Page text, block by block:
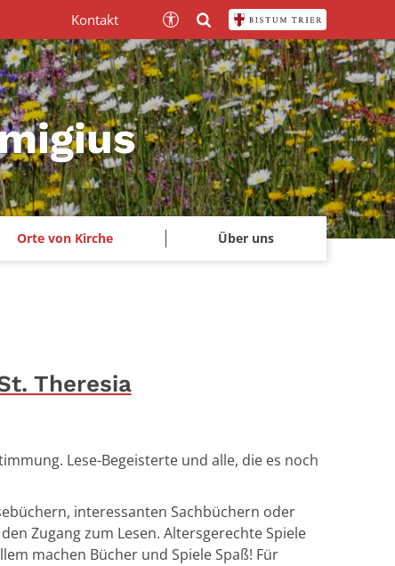
Orte von Kirche Über uns
Kontakt
Theresia
Lese-Begeisterte und alle, die es noch
interessanten Sachbüchern oder
Zugang zum Lesen. Altersgerechte Spiele
machen Bücher und Spiele Spaß! Für